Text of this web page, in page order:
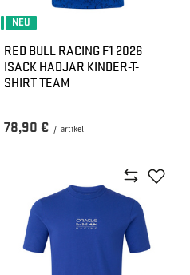
NEU
RED BULL RACING F1 2026
ISACK HADJAR KINDER-T-
SHIRT TEAM
78,90 € / artikel